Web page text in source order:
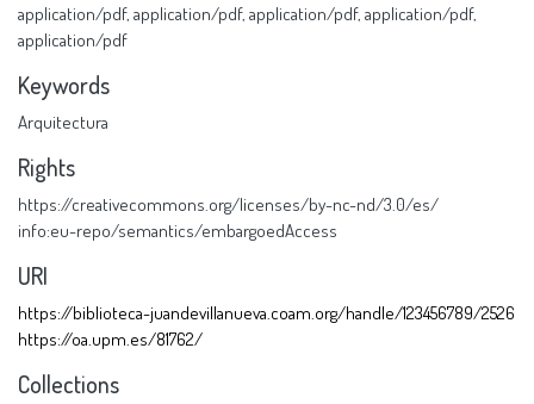
application/pdf, application/pdf, application/pdf, application/pdf,
application/pdf
Keywords
Arquitectura
Rights
https://creativecommons.org/licenses/by-nc-nd/3.0/es/
info:eu-repo/semantics/embargoedAccess
URI
https://biblioteca-juandevillanueva.coam.org/handle/123456789/2526
https://oa.upm.es/81762/
Collections